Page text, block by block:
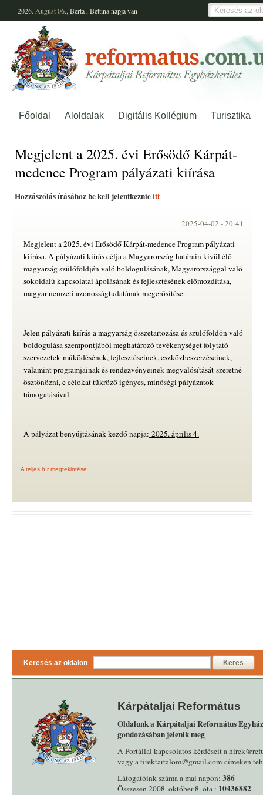
2026. August 06., Berta , Bettinanapja van
Főoldal Aloldalak Digitális Kollégium Turisztika
Megjelent a 2025. évi Erősödő Kárpát-
medence Program pályázati kiírása
Hozzászólás írásához be kell jelentkeznieitt
2025-04-02 -20:41
Megjelent a 2025. évi Erősödő Kárpát-medence Program pályázati
kiírása. A pályázati kiírás célja a Magyarország határain kívül élő
magyarság szülőföldjén való boldogulásának, Magyarországgal való
sokoldalú kapcsolatai ápolásának és fejlesztésének előmozdítása,
magyar nemzeti azonosságtudatának megerősítése.
Jelen pályázati kiírás a magyarság összetartozása és szülőföldön való
boldogulása szempontjából meghatározó tevékenységet folytató
szervezetek működésének, fejlesztéseinek, eszközbeszerzéseinek,
valamint programjainak és rendezvényeinek megvalósítását szeretné
ösztönözni, e célokat tükröző igényes, minőségi pályázatok
támogatásával.
A pályázat benyújtásának kezdő napja: 2025. április 4.
A teljes hír megtekintése
Keresés az oldalon Keres
Kárpátaljai Református
Oldalunk a Kárpátaljai Református
gondozásában jelenik meg
A Portállal kapcsolatos kérdéseit a
vagy a tirektartalom@gmail.com címeken
Látogatóink száma a mai napon: 386
Összesen 2008. október 8. óta : 10436882